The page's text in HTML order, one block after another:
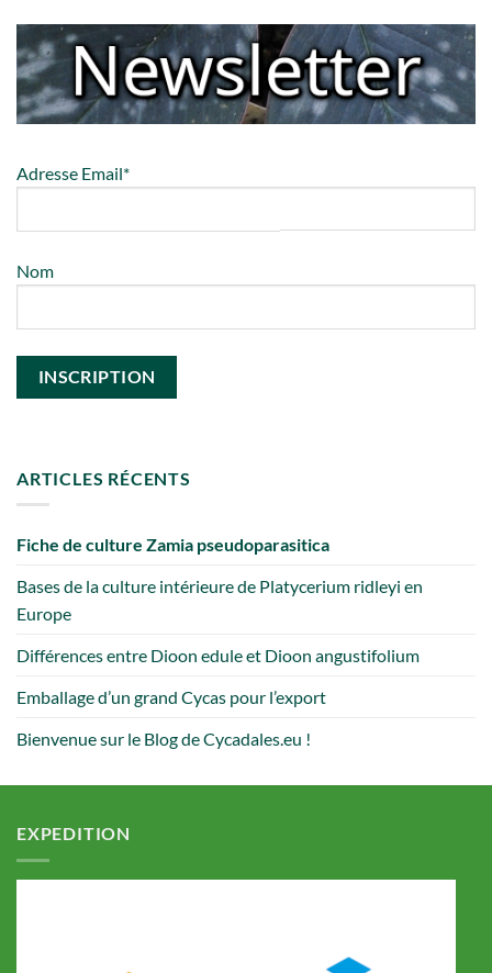
Adresse Email*
Nom
ARTICLES RÉCENTS
Fiche de culture Zamia pseudoparasitica
Bases de la culture intérieure de Platycerium ridleyi en
Europe
Différences entre Dioon edule et Dioon angustifolium
Emballage d’un grand Cycas pour l’export
Bienvenue sur le Blog de Cycadales.eu !
EXPEDITION